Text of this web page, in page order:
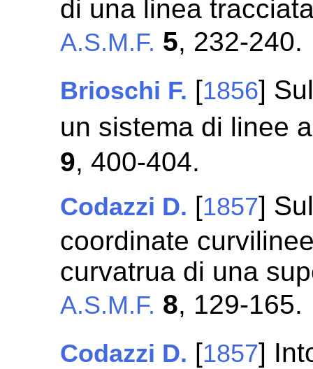
di una linea
A.S.M.F. 5, 232-240.
Brioschi F. [1856]
un sistema di linee
9, 400-404.
Codazzi D. [1857]
coordinate
curvatrua di una
A.S.M.F. 8, 129-165.
Codazzi D. [1857]